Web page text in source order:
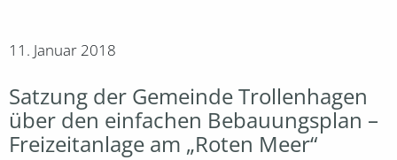
11. Januar 2018
Satzung der Gemeinde Trollenhagen
über den einfachen Bebauungsplan –
Freizeitanlage am „Roten Meer“